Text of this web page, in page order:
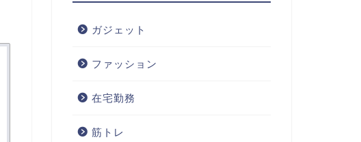
ガジェット
ファッション
在宅勤務
筋トレ